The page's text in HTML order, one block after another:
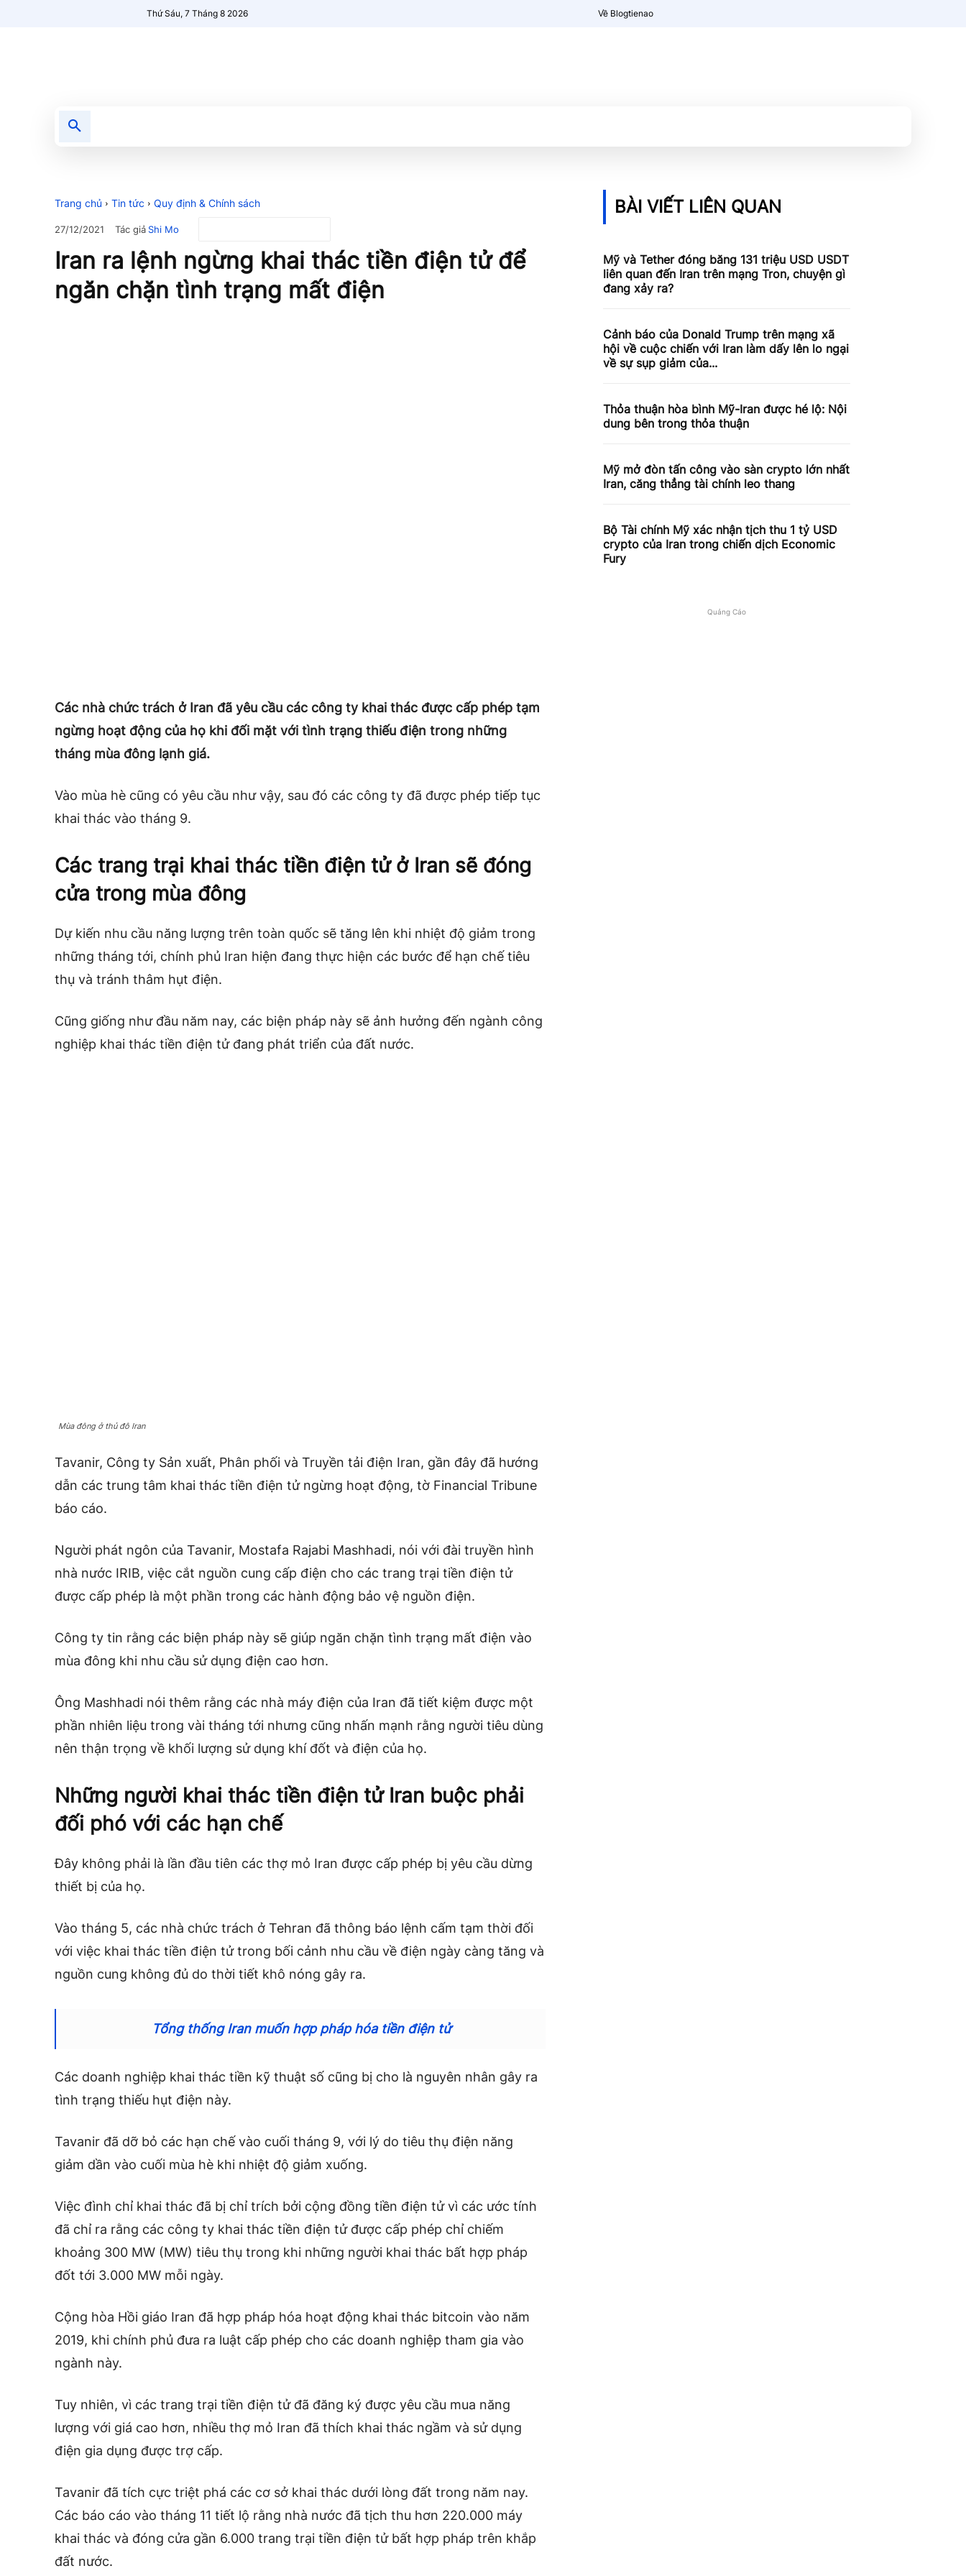
Thứ Sáu, 7 Tháng 8 2026 Về Blogtienao
Trang chủ Tin tức Quy định & Chính sách
27/12/2021 Tác giảShi Mo
Iran ra lệnh ngừng khai thác tiền điện tử để
ngăn chặn tình trạng mất điện
Các nhà chức trách ở Iran đã yêu cầu các công ty khai thác được cấp phép tạm
ngừng hoạt động của họ khi đối mặt với tình trạng thiếu điện trong những
tháng mùa đông lạnh giá.
Vào mùa hè cũng có yêu cầu như vậy, sau đó các công ty đã được phép tiếp tục
khai thác vào tháng 9.
Các trang trại khai thác tiền điện tử ở Iran sẽ đóng
cửa trong mùa đông
Dự kiến ​​nhu cầu năng lượng trên toàn quốc sẽ tăng lên khi nhiệt độ giảm trong
những tháng tới, chính phủ Iran hiện đang thực hiện các bước để hạn chế tiêu
thụ và tránh thâm hụt điện.
Cũng giống như đầu năm nay, các biện pháp này sẽ ảnh hưởng đến ngành công
nghiệp khai thác tiền điện tử đang phát triển của đất nước.
Mùa đông ở thủ đô Iran
Tavanir, Công ty Sản xuất, Phân phối và Truyền tải điện Iran, gần đây đã hướng
dẫn các trung tâm khai thác tiền điện tử ngừng hoạt động, tờ Financial Tribune
báo cáo.
Người phát ngôn của Tavanir, Mostafa Rajabi Mashhadi, nói với đài truyền hình
nhà nước IRIB, việc cắt nguồn cung cấp điện cho các trang trại tiền điện tử
được cấp phép là một phần trong các hành động bảo vệ nguồn điện.
Công ty tin rằng các biện pháp này sẽ giúp ngăn chặn tình trạng mất điện vào
mùa đông khi nhu cầu sử dụng điện cao hơn.
Ông Mashhadi nói thêm rằng các nhà máy điện của Iran đã tiết kiệm được một
phần nhiên liệu trong vài tháng tới nhưng cũng nhấn mạnh rằng người tiêu dùng
nên thận trọng về khối lượng sử dụng khí đốt và điện của họ.
Những người khai thác tiền điện tử Iran buộc phải
đối phó với các hạn chế
Đây không phải là lần đầu tiên các thợ mỏ Iran được cấp phép bị yêu cầu dừng
thiết bị của họ.
Vào tháng 5, các nhà chức trách ở Tehran đã thông báo lệnh cấm tạm thời đối
với việc khai thác tiền điện tử trong bối cảnh nhu cầu về điện ngày càng tăng và
nguồn cung không đủ do thời tiết khô nóng gây ra.
Tổng thống Iran muốn hợp pháp hóa tiền điện tử
Các doanh nghiệp khai thác tiền kỹ thuật số cũng bị cho là nguyên nhân gây ra
tình trạng thiếu hụt điện này.
Tavanir đã dỡ bỏ các hạn chế vào cuối tháng 9, với lý do tiêu thụ điện năng
giảm dần vào cuối mùa hè khi nhiệt độ giảm xuống.
Việc đình chỉ khai thác đã bị chỉ trích bởi cộng đồng tiền điện tử vì các ước tính
đã chỉ ra rằng các công ty khai thác tiền điện tử được cấp phép chỉ chiếm
khoảng 300 MW (MW) tiêu thụ trong khi những người khai thác bất hợp pháp
đốt tới 3.000 MW mỗi ngày.
Cộng hòa Hồi giáo Iran đã hợp pháp hóa hoạt động khai thác bitcoin vào năm
2019, khi chính phủ đưa ra luật cấp phép cho các doanh nghiệp tham gia vào
ngành này.
Tuy nhiên, vì các trang trại tiền điện tử đã đăng ký được yêu cầu mua năng
lượng với giá cao hơn, nhiều thợ mỏ Iran đã thích khai thác ngầm và sử dụng
điện gia dụng được trợ cấp.
Tavanir đã tích cực triệt phá các cơ sở khai thác dưới lòng đất trong năm nay.
Các báo cáo vào tháng 11 tiết lộ rằng nhà nước đã tịch thu hơn 220.000 máy
khai thác và đóng cửa gần 6.000 trang trại tiền điện tử bất hợp pháp trên khắp
đất nước.
BÀI VIẾT LIÊN QUAN
Mỹ và Tether đóng băng 131 triệu USD USDT
liên quan đến Iran trên mạng Tron, chuyện gì
đang xảy ra?
Cảnh báo của Donald Trump trên mạng xã
hội về cuộc chiến với Iran làm dấy lên lo ngại
về sự sụp giảm của...
Thỏa thuận hòa bình Mỹ-Iran được hé lộ: Nội
dung bên trong thỏa thuận
Mỹ mở đòn tấn công vào sàn crypto lớn nhất
Iran, căng thẳng tài chính leo thang
Bộ Tài chính Mỹ xác nhận tịch thu 1 tỷ USD
crypto của Iran trong chiến dịch Economic
Fury
Quảng Cáo